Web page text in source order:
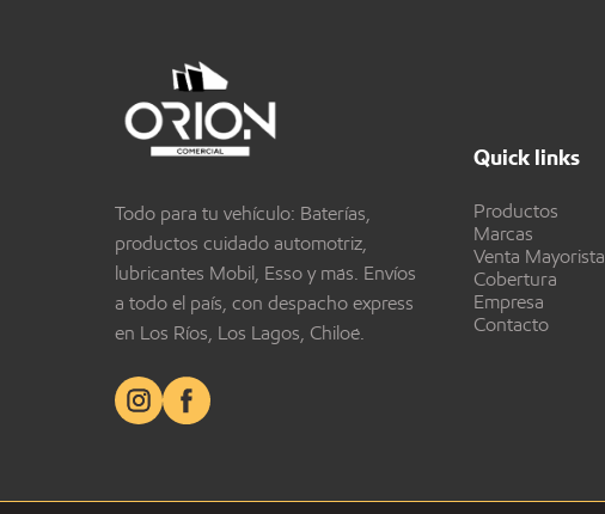
Todo para tu vehículo: Baterías,
productos cuidado automotriz,
lubricantes Mobil, Esso y más. Envíos
a todo el país, con despacho express
en Los Ríos, Los Lagos, Chiloé.
Quick links
Productos
Marcas
Venta Mayorista
Cobertura
Empresa
Contacto